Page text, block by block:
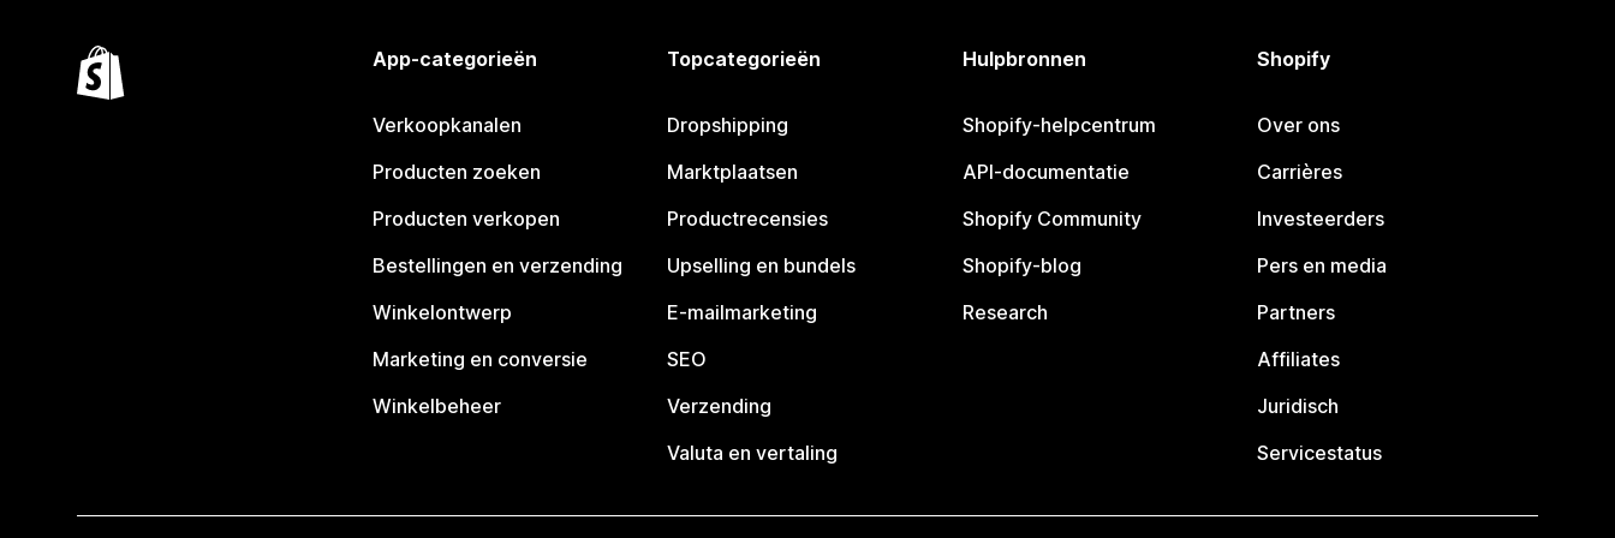
App-categorieën
Verkoopkanalen
Producten zoeken
Producten verkopen
Bestellingen en verzending
Winkelontwerp
Marketing en conversie
Winkelbeheer
Topcategorieën
Dropshipping
Marktplaatsen
Productrecensies
Upselling en bundels
E-mailmarketing
SEO
Verzending
Valuta en vertaling
Hulpbronnen
Shopify-helpcentrum
API-documentatie
Shopify Community
Shopify-blog
Research
Shopify
Over ons
Carrières
Investeerders
Pers en media
Partners
Affiliates
Juridisch
Servicestatus